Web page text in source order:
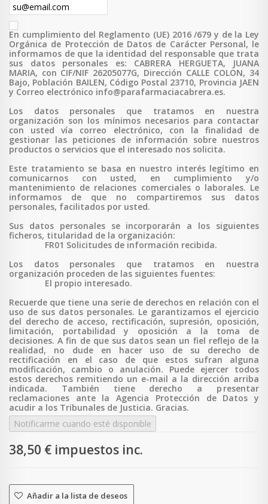
En cumplimiento del Reglamento (UE) 2016 /679 y de la Ley
Orgánica de Protección de Datos de Carácter Personal, le
informamos de que la identidad del responsable que trata
sus datos personales es: CABRERA HERGUETA, JUANA
MARIA, con CIF/NIF 26205077G, Dirección CALLE COLON, 34
Bajo, Población BAILEN, Código Postal 23710, Provincia JAEN
y Correo electrónico info@parafarmaciacabrera.es.
Los datos personales que tratamos en nuestra
organización son los mínimos necesarios para contactar
con usted vía correo electrónico, con la finalidad de
gestionar las peticiones de información sobre nuestros
productos o servicios que el interesado nos solicita.
Este tratamiento se basa en nuestro interés legítimo en
comunicarnos con usted, en cumplimiento y/o
mantenimiento de relaciones comerciales o laborales. Le
informamos de que no compartiremos sus datos
personales, facilitados por usted.
Sus datos personales se incorporarán a los siguientes
ficheros, titularidad de la organización:
FR01 Solicitudes de información recibida.
Los datos personales que tratamos en nuestra
organización proceden de las siguientes fuentes:
El propio interesado.
Recuerde que tiene una serie de derechos en relación con el
uso de sus datos personales. Le garantizamos el ejercicio
del derecho de acceso, rectificación, supresión, oposición,
limitación, portabilidad y oposición a la toma de
decisiones. A fin de que sus datos sean un fiel reflejo de la
realidad, no dude en hacer uso de su derecho de
rectificación en el caso de que estos sufran alguna
modificación, cambio o anulación. Puede ejercer todos
estos derechos remitiendo un e-mail a la dirección arriba
indicada. También tiene derecho a p resentar
reclamaciones ante la Agencia Protección de Datos y
acudir a los Tribunales de Justicia. Gracias.
Notificarme cuando esté disponible
38,50 € impuestos inc.
Añadir a la lista de deseos